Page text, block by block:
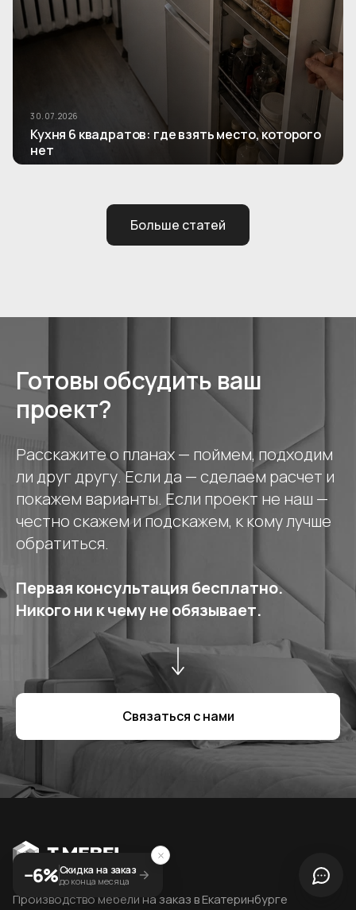
Кухня 6 квадратов: где взять место, которого
нет
30.07.2026
Больше статей
Готовы обсудить ваш
проект?
Расскажите о планах — поймем, подходим
ли друг другу. Если да — сделаем расчет и
покажем варианты. Если проект не наш —
честно скажем и подскажем, к кому лучше
обратиться.
Первая консультация бесплатно.
Никого ни к чему не обязывает.
Связаться с нами
Производство мебели на заказ в Екатеринбурге
−6%Скидка на заказ
до конца месяца